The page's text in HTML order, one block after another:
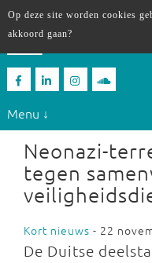
Menu ↓
Neonazi-
tegen
Kort nieuws - 22
De Duitse
Op deze site worden cookies
akkoord gaan?